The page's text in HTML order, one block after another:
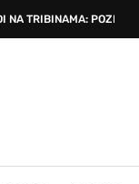
TRIBINAMA: POZNATI...